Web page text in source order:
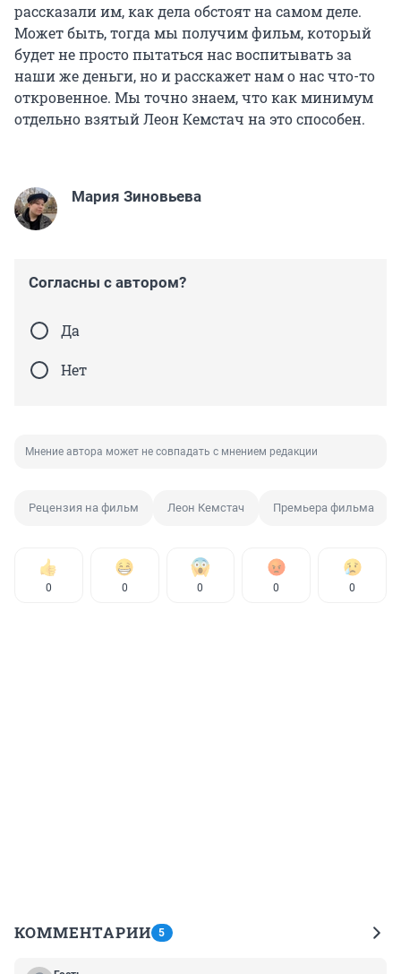
рассказали им, как дела обстоят на самом деле.
Может быть, тогда мы получим фильм, который
будет не просто пытаться нас воспитывать за
наши же деньги, но и расскажет нам о нас что-то
откровенное. Мы точно знаем, что как минимум
отдельно взятый Леон Кемстач на это способен.
Мария Зиновьева
Согласны с автором?
Да
Нет
Мнение автора может не совпадать с мнением редакции
Рецензия на фильм Леон Кемстач Премьера фильма
0 0 0 0 0
КОММЕНТАРИИ 5